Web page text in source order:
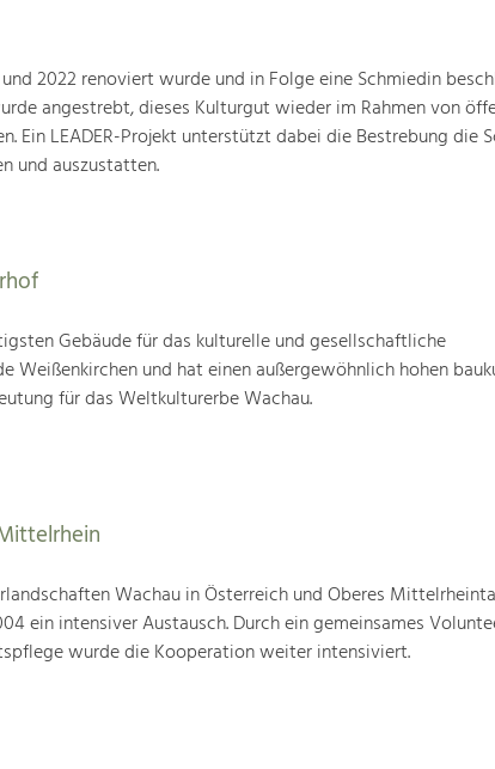
2022 renoviert wurde und in Folge eine Schmiedin
angestrebt, dieses Kulturgut wieder im Rahmen von
Ein LEADER-Projekt unterstützt dabei die Bestrebung die
und auszustatten.
Gebäude für das kulturelle und gesellschaftliche
Weißenkirchen und hat einen außergewöhnlich hohen
für das Weltkulturerbe Wachau.
Wachau in Österreich und Oberes
ein intensiver Austausch. Durch ein gemeinsames
wurde die Kooperation weiter intensiviert.